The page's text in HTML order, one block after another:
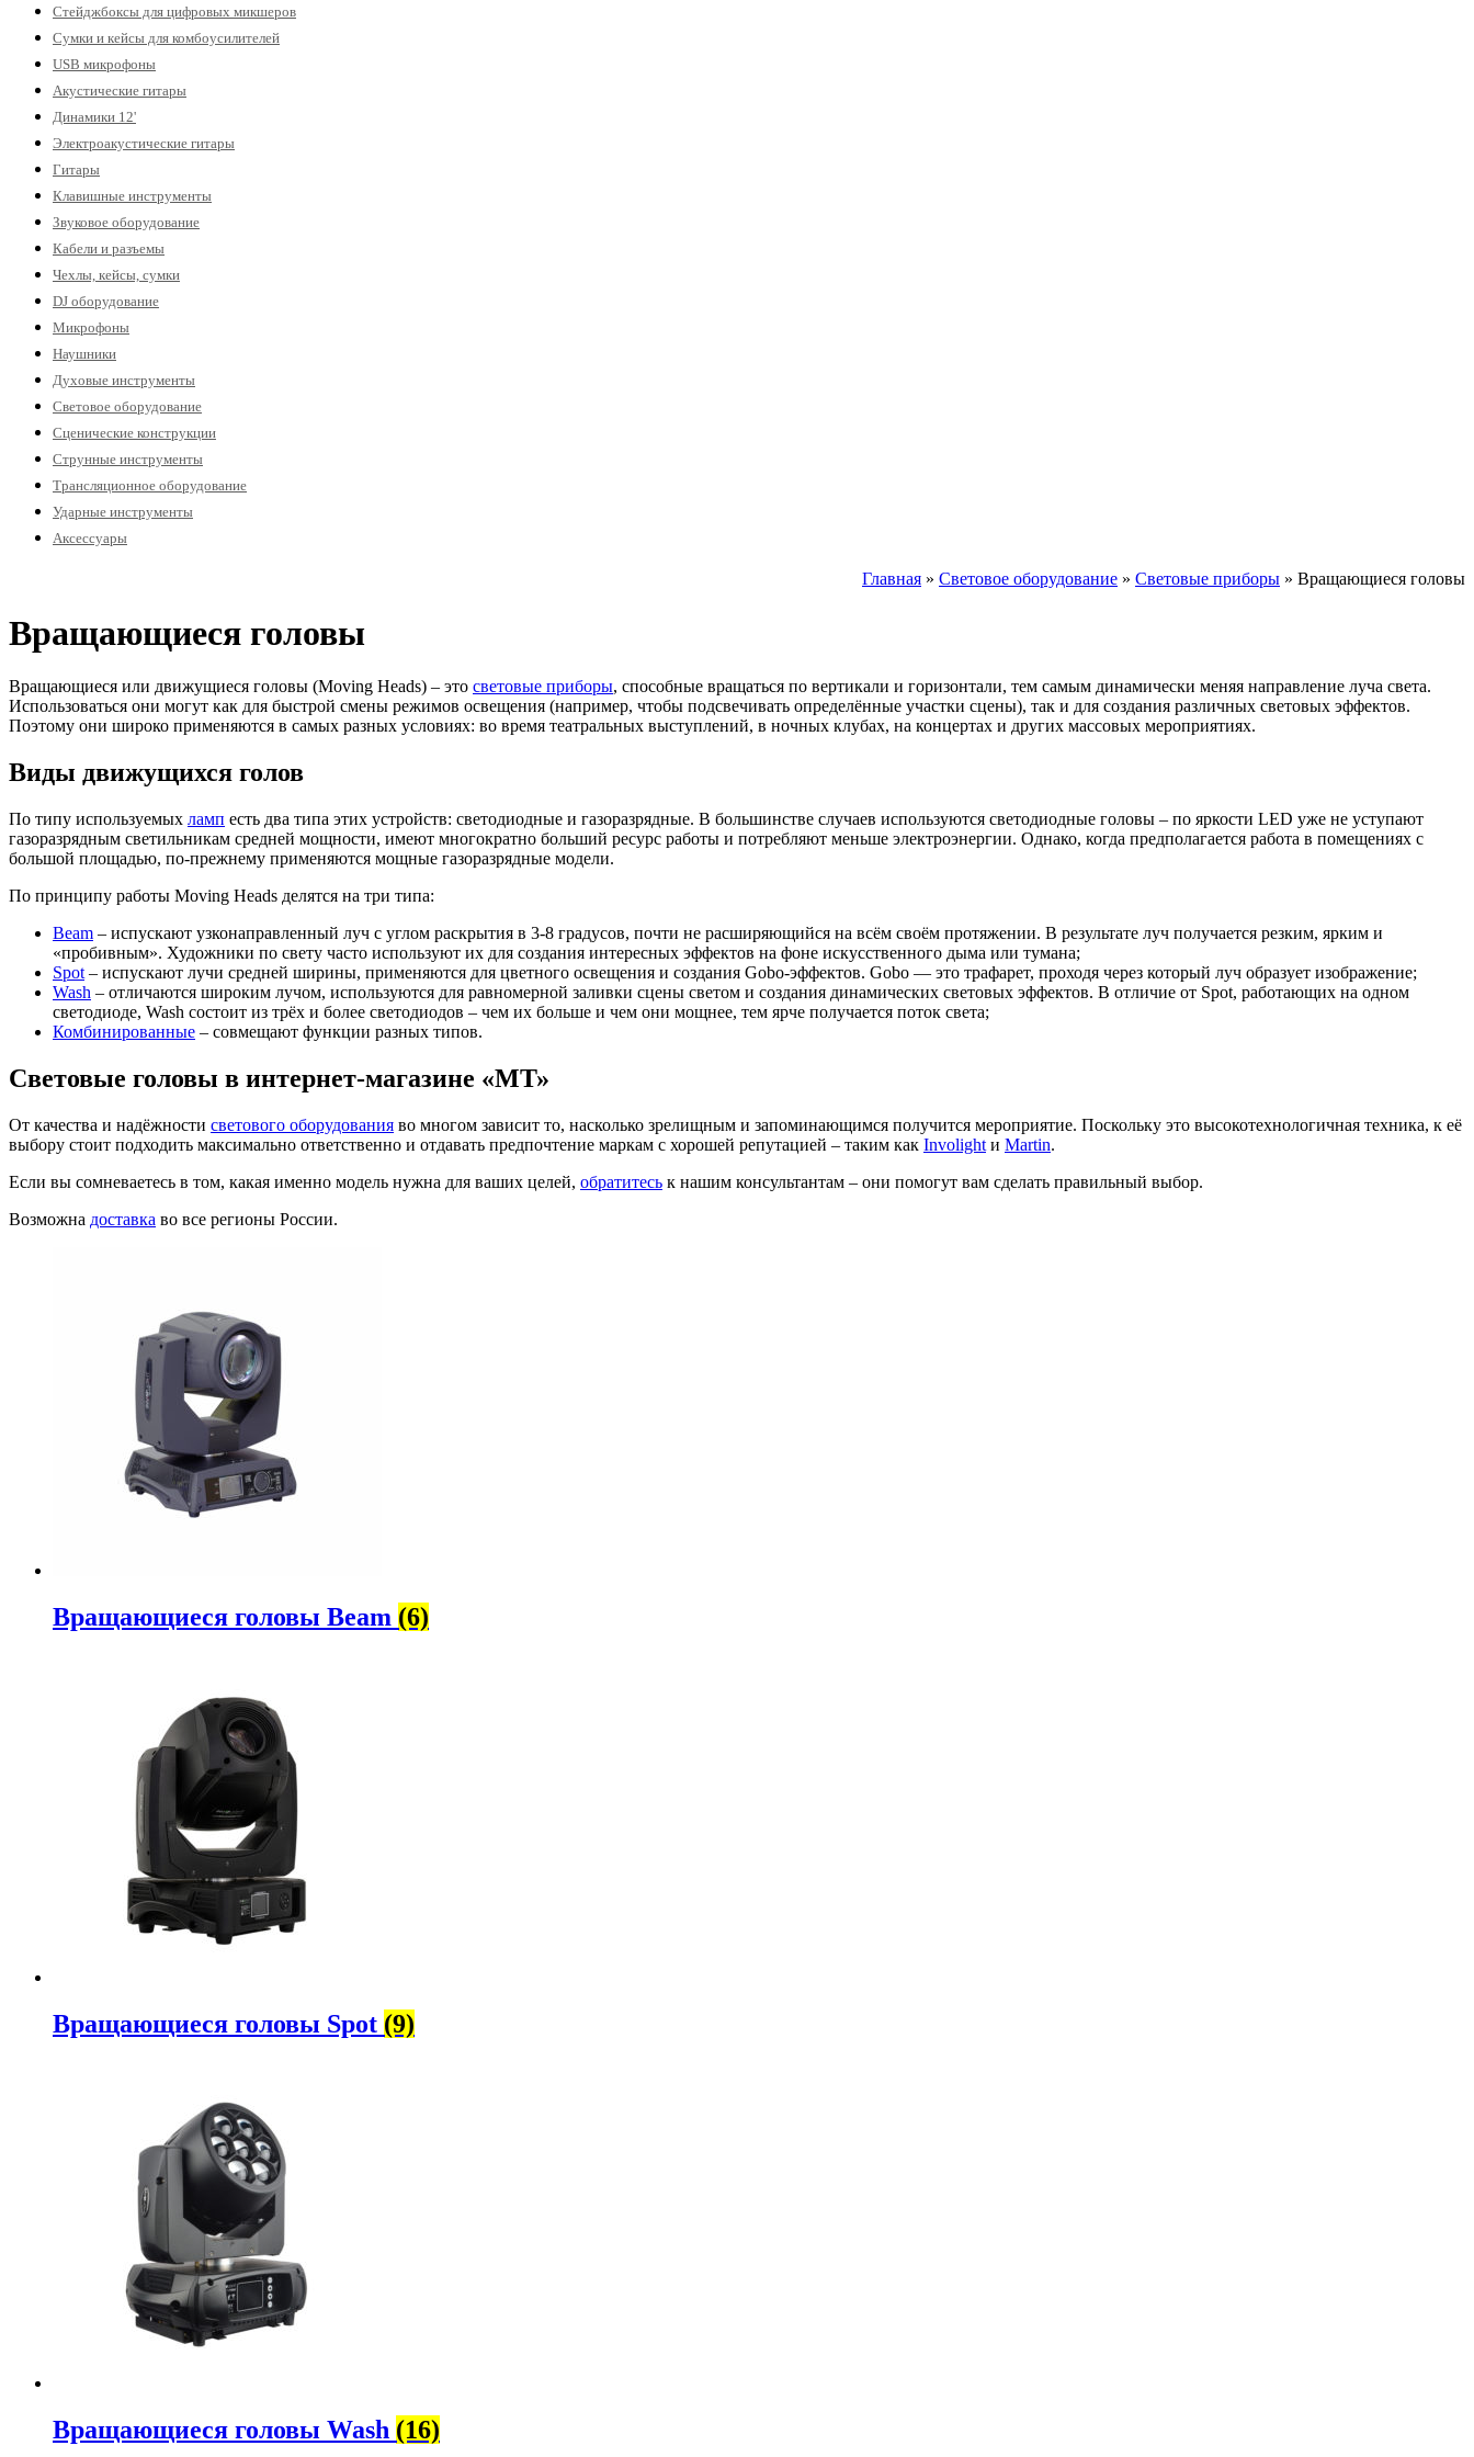
Стейджбоксы для цифровых микшеров
Сумки и кейсы для комбоусилителей
USB микрофоны
Акустические гитары
Динамики 12'
Электроакустические гитары
Гитары
Клавишные инструменты
Звуковое оборудование
Кабели и разъемы
Чехлы, кейсы, сумки
DJ оборудование
Микрофоны
Наушники
Духовые инструменты
Световое оборудование
Сценические конструкции
Струнные инструменты
Трансляционное оборудование
Ударные инструменты
Аксессуары
Главная » Световое оборудование » Световые приборы » Вращающиеся головы
Вращающиеся головы
Вращающиеся или движущиеся головы (Moving Heads) – это световые приборы, способные вращаться по вертикали и горизонтали, тем самым динамически меняя направление луча света.
Использоваться они могут как для быстрой смены режимов освещения (например, чтобы подсвечивать определённые участки сцены), так и для создания различных световых эффектов.
Поэтому они широко применяются в самых разных условиях: во время театральных выступлений, в ночных клубах, на концертах и других массовых мероприятиях.
Виды движущихся голов
По типу используемых ламп есть два типа этих устройств: светодиодные и газоразрядные. В большинстве случаев используются светодиодные головы – по яркости LED уже не уступают
газоразрядным светильникам средней мощности, имеют многократно больший ресурс работы и потребляют меньше электроэнергии. Однако, когда предполагается работа в помещениях с
большой площадью, по-прежнему применяются мощные газоразрядные модели.
По принципу работы Moving Heads делятся на три типа:
Beam – испускают узконаправленный луч с углом раскрытия в 3-8 градусов, почти не расширяющийся на всём своём протяжении. В результате луч получается резким, ярким и
«пробивным». Художники по свету часто используют их для создания интересных эффектов на фоне искусственного дыма или тумана;
Spot – испускают лучи средней ширины, применяются для цветного освещения и создания Gobo-эффектов. Gobo — это трафарет, проходя через который луч образует изображение;
Wash – отличаются широким лучом, используются для равномерной заливки сцены светом и создания динамических световых эффектов. В отличие от Spot, работающих на одном
светодиоде, Wash состоит из трёх и более светодиодов – чем их больше и чем они мощнее, тем ярче получается поток света;
Комбинированные – совмещают функции разных типов.
Световые головы в интернет-магазине «МТ»
От качества и надёжности светового оборудования во многом зависит то, насколько зрелищным и запоминающимся получится мероприятие. Поскольку это высокотехнологичная техника, к её
выбору стоит подходить максимально ответственно и отдавать предпочтение маркам с хорошей репутацией – таким как Involight и Martin.
Если вы сомневаетесь в том, какая именно модель нужна для ваших целей, обратитесь к нашим консультантам – они помогут вам сделать правильный выбор.
Возможна доставка во все регионы России.
Вращающиеся головы Beam (6)
Вращающиеся головы Spot (9)
Вращающиеся головы Wash (16)